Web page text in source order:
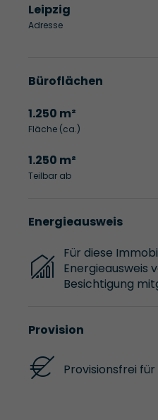
Leipzig
Adresse
Büroflächen
1.250 m²
Fläche (ca.)
1.250 m²
Teilbar ab
Energieausweis
Für diese
Energieausweis
Besichtigung
Provision
Provisionsfrei